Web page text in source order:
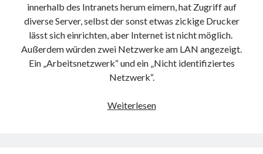
innerhalb des Intranets herum eimern, hat Zugriff auf
diverse Server, selbst der sonst etwas zickige Drucker
lässt sich einrichten, aber Internet ist nicht möglich.
Außerdem würden zwei Netzwerke am LAN angezeigt.
Ein „Arbeitsnetzwerk“ und ein „Nicht identifiziertes
Netzwerk“.
WeiterlesenAbgeschnitten